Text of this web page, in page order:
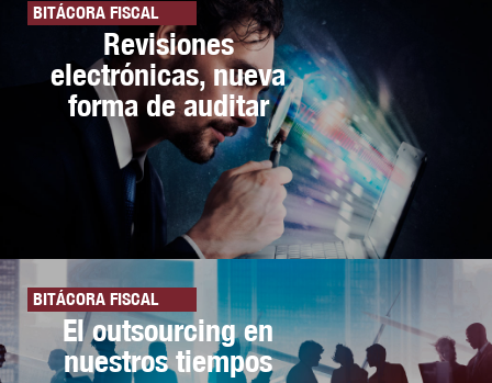
BITÁCORA FISCAL
Revisiones
electrónicas, nueva
forma de auditar
BITÁCORA FISCAL
El outsourcing en
nuestros tiempos